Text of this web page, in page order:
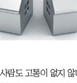
람도 고통이 없지